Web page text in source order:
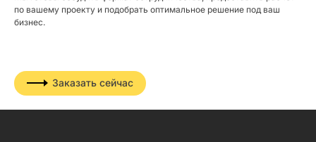
по вашему проекту и подобрать оптимальное решение под ваш
бизнес.
Заказать сейчас